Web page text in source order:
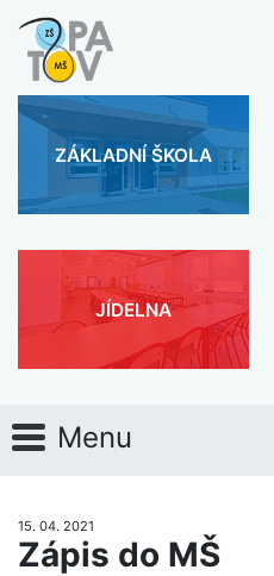
ZÁKLADNÍ ŠKOLA
JÍDELNA
Menu
15. 04. 2021
Zápis do MŠ